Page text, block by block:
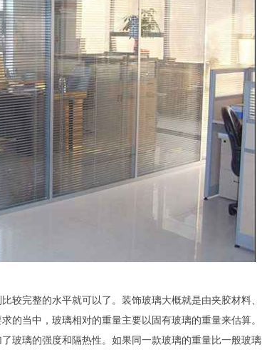
完整的水平就可以了。装饰玻璃大概就是由夹胶材料、
的当中，玻璃相对的重量主要以固有玻璃的重量来估算。
玻璃的强度和隔热性。如果同一款玻璃的重量比一般玻璃